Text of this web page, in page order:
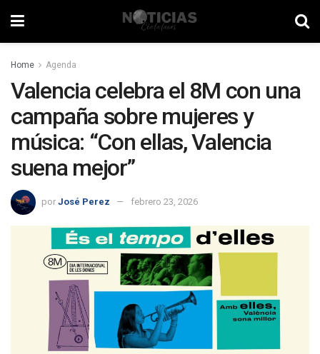
Home Agenda
Valencia celebra el 8M con una
campaña sobre mujeres y
música: “Con ellas, Valencia
suena mejor”
por José Perez febrero 23, 2026